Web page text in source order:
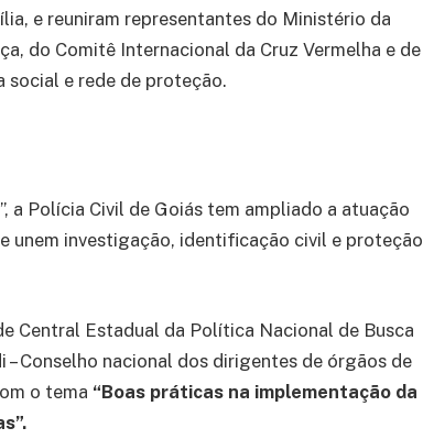
e reuniram representantes do Ministério da
do Comitê Internacional da Cruz Vermelha e de
social e rede de proteção.
a Polícia Civil de Goiás tem ampliado a atuação
unem investigação, identificação civil e proteção
Central Estadual da Política Nacional de Busca
– Conselho nacional dos dirigentes de órgãos de
o tema “Boas práticas na implementação da